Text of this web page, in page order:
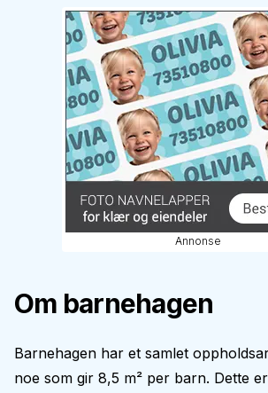
Annonse
Om barnehagen
Barnehagen har et samlet
noe som gir 8,5 m² per barn. Dette